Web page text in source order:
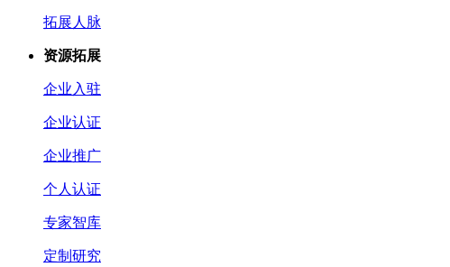
拓展人脉
资源拓展
企业入驻
企业认证
企业推广
个人认证
专家智库
定制研究